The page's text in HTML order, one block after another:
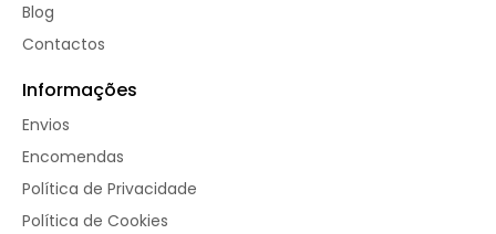
Blog
Contactos
Informações
Envios
Encomendas
Política de Privacidade
Política de Cookies